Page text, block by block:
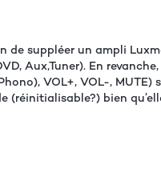
de suppléer un ampli
Aux,Tuner). En
VOL+, VOL-,
(réinitialisable?) bien